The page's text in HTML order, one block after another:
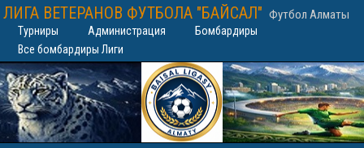
ЛИГА ВЕТЕРАНОВ ФУТБОЛА "БАЙСАЛ" Футбол Алматы
Турниры Администрация
Бомбардиры
Все бомбардиры Лиги